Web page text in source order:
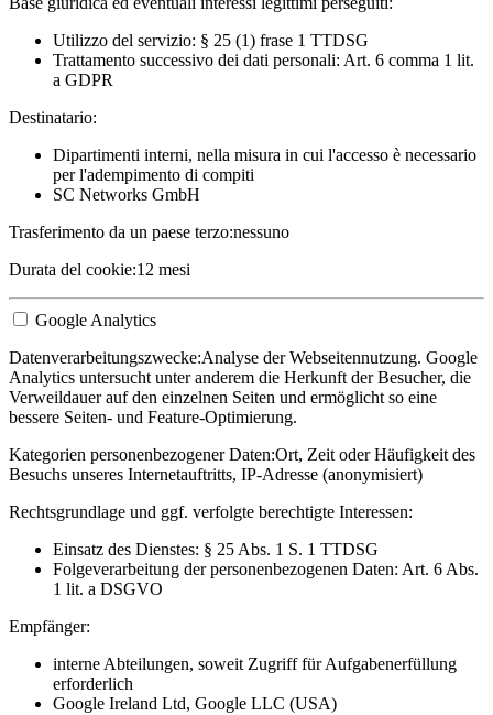
Utilizzo del servizio: § 25 (1) frase 1 TTDSG
Trattamento successivo dei dati personali: Art. 6 comma 1 lit.
a GDPR
Destinatario:
Dipartimenti interni, nella misura in cui l'accesso è necessario
per l'adempimento di compiti
SC Networks GmbH
Trasferimento da un paese terzo:nessuno
Durata del cookie:12 mesi
Google Analytics
Datenverarbeitungszwecke:Analyse der Webseitennutzung. Google
Analytics untersucht unter anderem die Herkunft der Besucher, die
Verweildauer auf den einzelnen Seiten und ermöglicht so eine
bessere Seiten- und Feature-Optimierung.
Kategorien personenbezogener Daten:Ort, Zeit oder Häufigkeit des
Besuchs unseres Internetauftritts, IP-Adresse (anonymisiert)
Rechtsgrundlage und ggf. verfolgte berechtigte Interessen:
Einsatz des Dienstes: § 25 Abs. 1 S. 1 TTDSG
Folgeverarbeitung der personenbezogenen Daten: Art. 6 Abs.
1 lit. a DSGVO
Empfänger:
interne Abteilungen, soweit Zugriff für Aufgabenerfüllung
erforderlich
Google Ireland Ltd, Google LLC (USA)